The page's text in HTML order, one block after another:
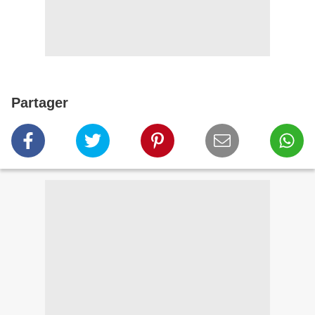
Partager